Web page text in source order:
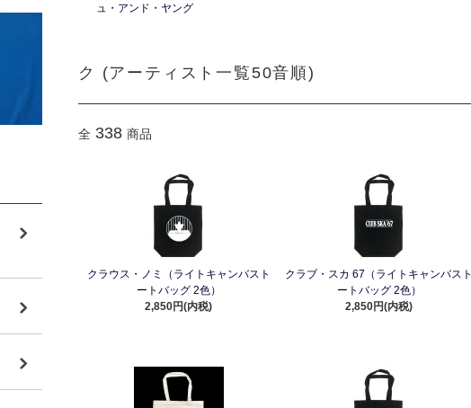
ュ・アンド・ヤング
ク (アーティスト一覧50音順)
全 338 商品
クラウス・ノミ（ライトキャンバスト
ートバッグ 2色）
2,850円(内税)
クラブ・スカ 67（ライトキャンバスト
ートバッグ 2色）
2,850円(内税)